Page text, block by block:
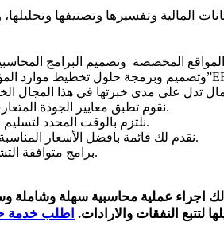
المخصصة وتصميم البرامج
نقوم تطبق معايير الجودة المتعارف عليها في هذا المجال.
نلتزم بالوقت المحدد لتسليم المشاريع المتعاقد عليها.
نقدم لك قائمة بافضل الأسعار المناسبة لجودة الخدمة المقدمة.
برامج متوافقة التشغيل علي جميع الاجهزة.
اجراء عملية محاسبية سهلة وشاملة
لتتبع النفقات والارادات. اطلب خدمة